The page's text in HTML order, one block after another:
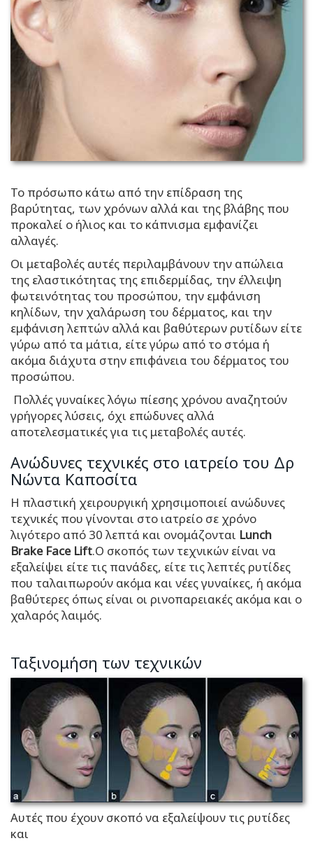
Το πρόσωπο κάτω από την επίδραση της
βαρύτητας, των χρόνων αλλά και της βλάβης που
προκαλεί ο ήλιος και το κάπνισμα εμφανίζει
αλλαγές.
Οι μεταβολές αυτές περιλαμβάνουν την απώλεια
της ελαστικότητας της επιδερμίδας, την έλλειψη
φωτεινότητας του προσώπου, την εμφάνιση
κηλίδων, την χαλάρωση του δέρματος, και την
εμφάνιση λεπτών αλλά και βαθύτερων ρυτίδων είτε
γύρω από τα μάτια, είτε γύρω από το στόμα ή
ακόμα διάχυτα στην επιφάνεια του δέρματος του
προσώπου.
Πολλές γυναίκες λόγω πίεσης χρόνου αναζητούν
γρήγορες λύσεις, όχι επώδυνες αλλά
αποτελεσματικές για τις μεταβολές αυτές.
Ανώδυνες τεχνικές στο ιατρείο του Δρ
Νώντα Καποσίτα
Η πλαστική χειρουργική χρησιμοποιεί ανώδυνες
τεχνικές που γίνονται στο ιατρείο σε χρόνο
λιγότερο από 30 λεπτά και ονομάζονται Lunch
Brake Face Lift.Ο σκοπός των τεχνικών είναι να
εξαλείψει είτε τις πανάδες, είτε τις λεπτές ρυτίδες
που ταλαιπωρούν ακόμα και νέες γυναίκες, ή ακόμα
βαθύτερες όπως είναι οι ρινοπαρειακές ακόμα και ο
χαλαρός λαιμός.
Ταξινομήση των τεχνικών
Αυτές που έχουν σκοπό να εξαλείψουν τις ρυτίδες
και